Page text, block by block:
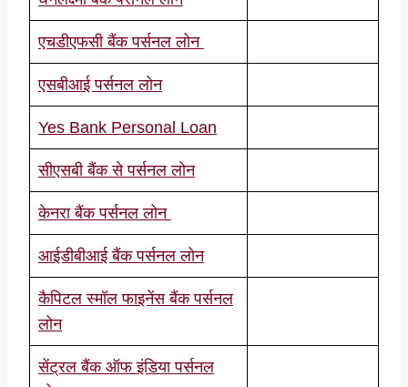
एचडीएफसी बैंक पर्सनल लोन
एसबीआई पर्सनल लोन
Yes Bank Personal Loan
सीएसबी बैंक से पर्सनल लोन
केनरा बैंक पर्सनल लोन
आईडीबीआई बैंक पर्सनल लोन
कैपिटल स्मॉल फाइनेंस बैंक पर्सनल
लोन
सेंट्रल बैंक ऑफ इंडिया पर्सनल